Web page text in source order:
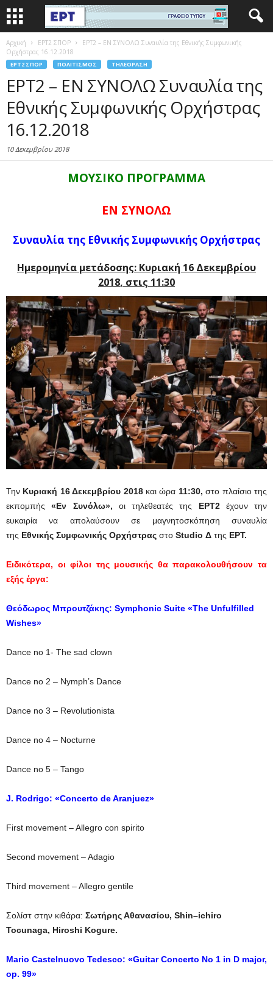
Αρχική EΡΤ2 ΣΠΟΡ
ΕΡΤ2 – ΕΝ ΣΥΝΟΛΩ Συναυλία της Εθνικής Συμφωνικής
Ορχήστρας 16.12.2018
EΡΤ2 ΣΠΟΡ ΠΟΛΙΤΙΣΜΌΣ ΤΗΛΕΌΡΑΣΗ
ΕΡΤ2 – ΕΝ ΣΥΝΟΛΩ Συναυλία της
Εθνικής Συμφωνικής Ορχήστρας
16.12.2018
10 Δεκεμβρίου 2018
ΜΟΥΣΙΚΟ ΠΡΟΓΡΑΜΜΑ
ΕΝ ΣΥΝΟΛΩ
Συναυλία της Εθνικής Συμφωνικής Ορχήστρας
Ημερομηνία μετάδοσης: Κυριακή 16 Δεκεμβρίου
2018, στις 11:30
Την Κυριακή 16 Δεκεμβρίου 2018και ώρα 11:30, στο πλαίσιο της
εκπομπής«Εν Συνόλω», οι τηλεθεατές της ΕΡΤ2έχουν την
ευκαιρία να απολαύσουν σε μαγνητοσκόπηση συναυλία
της Εθνικής Συμφωνικής Ορχήστρας στο Studio Δ της ΕΡΤ.
Ειδικότερα, οι φίλοι της μουσικής θα παρακολουθήσουν τα
εξής έργα:
Θεόδωρος Μπρουτζάκης: Symphonic Suite «The Unfulfilled
Wishes»
Dance no 1- The sad clown
Dance no 2 – Nymph’s Dance
Dance no 3 – Revolutionista
Dance no 4 – Nocturne
Dance no 5 – Tango
J. Rodrigo: «Concerto de Aranjuez»
First movement – Allegro con spirito
Second movement – Adagio
Third movement – Allegro gentile
Σολίστ στην κιθάρα: Σωτήρης Αθανασίου, Shin–ichiro
Tocunaga, Hiroshi Kogure.
Μario Castelnuovo Tedesco: «Guitar Concerto No 1 in D major,
op. 99»